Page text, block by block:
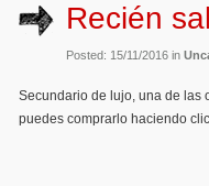
Recién
Posted: 15/11/2016 in
Secundario de lujo, una de las
puedes comprarlo haciendo